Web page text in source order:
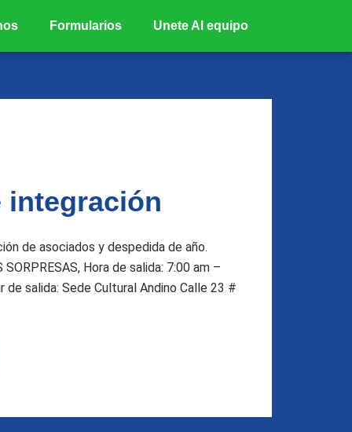
Formularios Unete Al equipo
integración
de asociados y despedida de año.
SORPRESAS, Hora de salida: 7:00 am –
de salida: Sede Cultural Andino Calle 23 #